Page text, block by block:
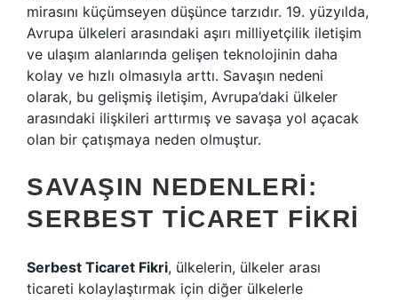
mirasını küçümseyen düşünce tarzıdır. 19. yüzyılda,
Avrupa ülkeleri arasındaki aşırı milliyetçilik iletişim
ve ulaşım alanlarında gelişen teknolojinin daha
kolay ve hızlı olmasıyla arttı. Savaşın nedeni
olarak, bu gelişmiş iletişim, Avrupa’daki ülkeler
arasındaki ilişkileri arttırmış ve savaşa yol açacak
olan bir çatışmaya neden olmuştur.
SAVAŞIN NEDENLERI:
SERBEST TICARET FIKRI
Serbest Ticaret Fikri, ülkelerin, ülkeler arası
ticareti kolaylaştırmak için diğer ülkelerle